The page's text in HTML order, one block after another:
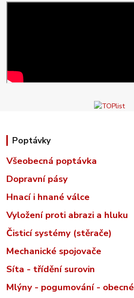
Poptávky
Všeobecná poptávka
Dopravní pásy
Hnací i hnané válce
Vyložení proti abrazi a hluku
Čisticí systémy (stěrače)
Mechanické spojovače
Síta - třídění surovin
Mlýny - pogumování - obecné